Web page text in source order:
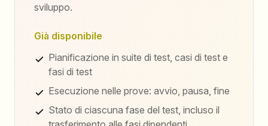
sviluppo.
Già disponibile
Pianificazione in suite di test, casi di test e
fasi di test
Esecuzione nelle prove: avvio, pausa, fine
Stato di ciascuna fase del test, incluso il